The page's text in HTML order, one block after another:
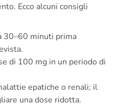
Ecco alcuni consigli
30–60 minuti prima
di 100 mg in un periodo di
epatiche o renali; il
una dose ridotta.